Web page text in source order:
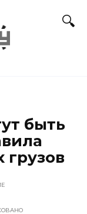
быть
грузов